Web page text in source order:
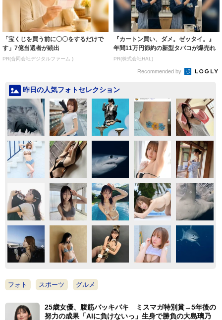
「宝くじを買う前に〇〇をするだけで
す」7億当選者が続出
PR(合同会社デジタルファーム )
『カートン買い、ダメ。ゼッタイ。』
年間11万円節約の新型タバコが爆売れ
PR(株式会社HAL)
Recommended by
昨日の人気フォトセレクション
フォト スポーツ グルメ
25歳女優、腹筋バッキバキ ミスマガ特別賞→5年後の
努力の成果「AIに負けないっ」生身で勝負の大島璃乃